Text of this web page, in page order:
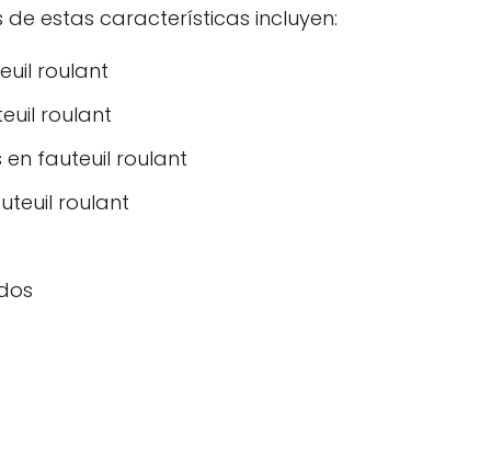
estas características incluyen:
roulant
roulant
en fauteuil roulant
roulant